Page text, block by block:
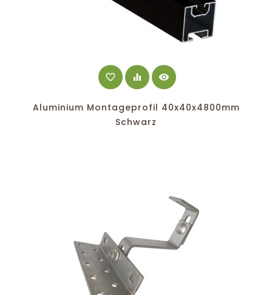
favorite_border equalizer visibility
Aluminium Montageprofil 40x40x4800mm
Schwarz